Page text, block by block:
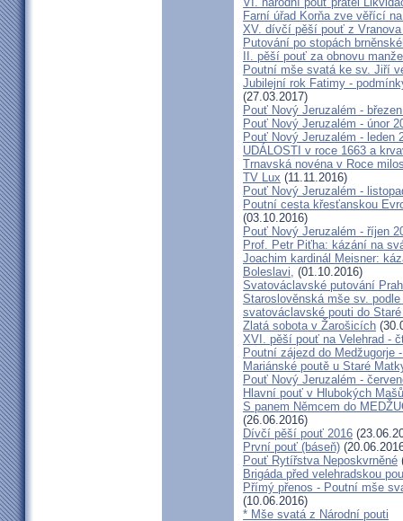
Farní úřad Korňa zve věřící
XV. dívčí pěší pouť z
Putování po stopách
II. pěší pouť za obnovu
Poutní mše svatá ke sv. Jiří
Jubilejní rok Fatimy -
(27.03.2017)
Pouť Nový Jeruzalém -
Pouť Nový Jeruzalém - únor
Pouť Nový Jeruzalém - leden
UDÁLOSTI v roce 1663 a
Trnavská novéna v Roce
TV Lux (11.11.2016)
Pouť Nový Jeruzalém -
Poutní cesta křesťanskou
(03.10.2016)
Pouť Nový Jeruzalém - říjen
Prof. Petr Piťha: kázání na
Joachim kardinál Meisner:
Boleslavi, (01.10.2016)
Svatováclavské putování
Staroslověnská mše sv.
svatováclavské pouti do
Zlatá sobota v Žarošicích
XVI. pěší pouť na Velehrad -
Poutní zájezd do Medžugorje
Mariánské poutě u Staré
Pouť Nový Jeruzalém -
Hlavní pouť v Hlubokých
S panem Němcem do
(26.06.2016)
Dívčí pěší pouť 2016
První pouť (báseň)
Pouť Rytířstva Neposkvrněné
Brigáda před velehradskou
Přímý přenos - Poutní mše
(10.06.2016)
* Mše svatá z Národní pouti